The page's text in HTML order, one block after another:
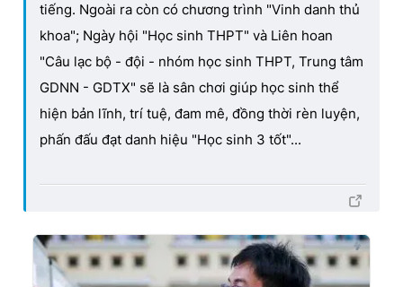
tiếng. Ngoài ra còn có chương trình "Vinh danh thủ
khoa"; Ngày hội "Học sinh THPT" và Liên hoan
"Câu lạc bộ - đội - nhóm học sinh THPT, Trung tâm
GDNN - GDTX" sẽ là sân chơi giúp học sinh thể
hiện bản lĩnh, trí tuệ, đam mê, đồng thời rèn luyện,
phấn đấu đạt danh hiệu "Học sinh 3 tốt"...